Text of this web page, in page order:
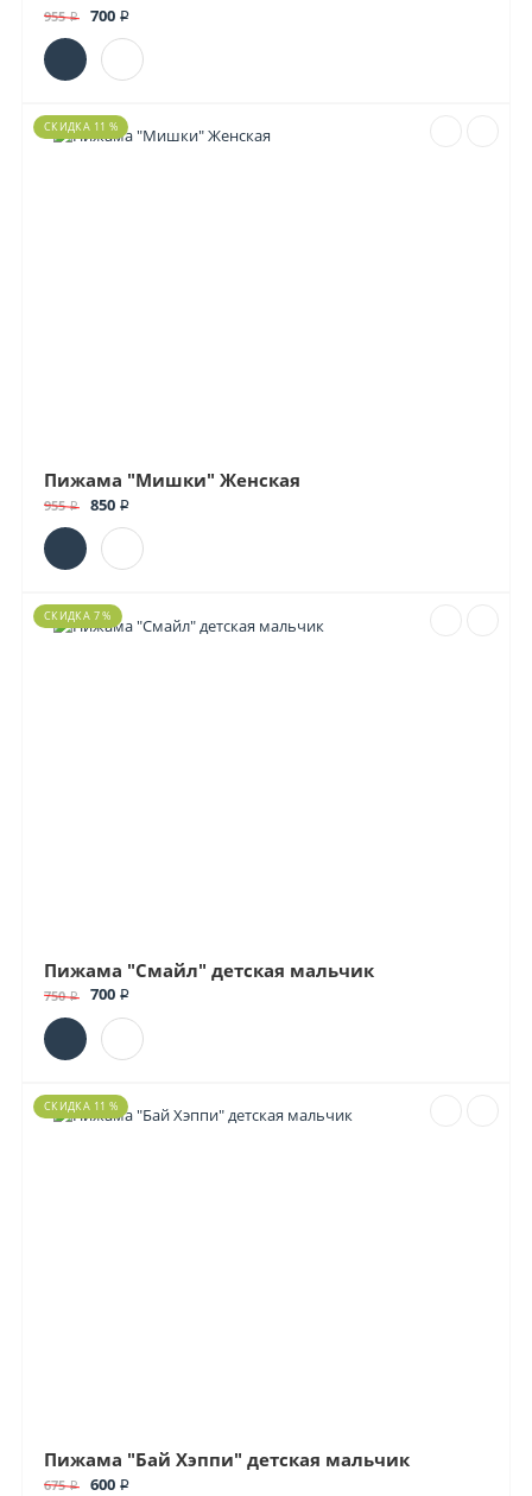
955 ₽ 700 ₽
СКИДКА 11 %
Пижама "Мишки" Женская
955 ₽ 850 ₽
СКИДКА 7 %
Пижама "Смайл" детская мальчик
750 ₽ 700 ₽
СКИДКА 11 %
Пижама "Бай Хэппи" детская мальчик
675 ₽ 600 ₽